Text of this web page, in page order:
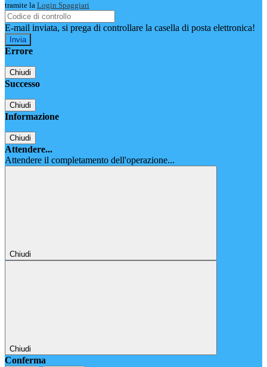
tramite la Login Spaggiari
E-mail inviata, si prega di controllare la casella di posta elettronica!
Errore
Chiudi
Successo
Chiudi
Informazione
Chiudi
Attendere...
Attendere il completamento dell'operazione...
Chiudi
Chiudi
Conferma